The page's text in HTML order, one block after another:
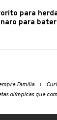
para
para
Família
olímpicas que